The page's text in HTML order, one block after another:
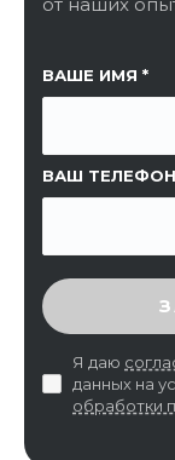
ВАШЕ ИМЯ
ВАШ ТЕЛЕФОН
ССЫЛКА НА
ВВЕДИТЕ
Я даю
данных на
обработки